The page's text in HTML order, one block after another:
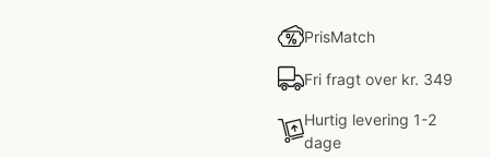
PrisMatch
Fri fragt over kr. 349
Hurtig levering 1-2
dage